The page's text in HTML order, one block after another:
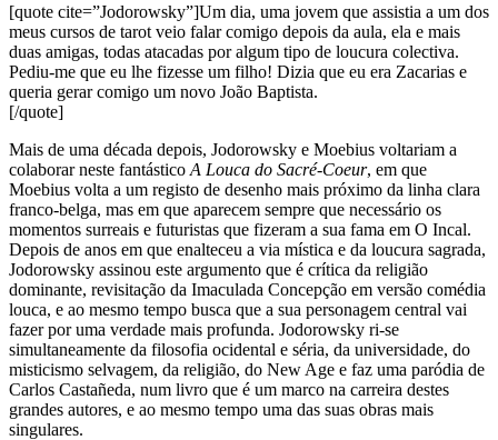
[quote cite=”Jodorowsky”]Um dia, uma jovem que assistia a um dos
meus cursos de tarot veio falar comigo depois da aula, ela e mais
duas amigas, todas atacadas por algum tipo de loucura colectiva.
Pediu-me que eu lhe fizesse um filho! Dizia que eu era Zacarias e
queria gerar comigo um novo João Baptista.
[/quote]
Mais de uma década depois, Jodorowsky e Moebius voltariam a
colaborar neste fantástico A Louca do Sacré-Coeur, em que
Moebius volta a um registo de desenho mais próximo da linha clara
franco-belga, mas em que aparecem sempre que necessário os
momentos surreais e futuristas que fizeram a sua fama em O Incal.
Depois de anos em que enalteceu a via mística e da loucura sagrada,
Jodorowsky assinou este argumento que é crítica da religião
dominante, revisitação da Imaculada Concepção em versão comédia
louca, e ao mesmo tempo busca que a sua personagem central vai
fazer por uma verdade mais profunda. Jodorowsky ri-se
simultaneamente da filosofia ocidental e séria, da universidade, do
misticismo selvagem, da religião, do New Age e faz uma paródia de
Carlos Castañeda, num livro que é um marco na carreira destes
grandes autores, e ao mesmo tempo uma das suas obras mais
singulares.